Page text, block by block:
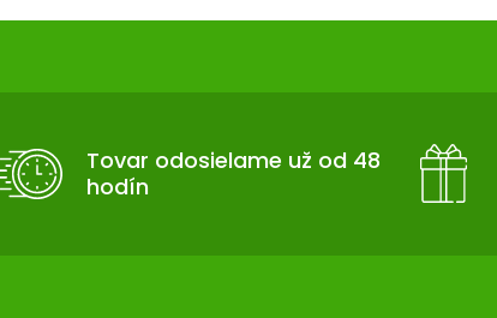
Tovar odosielame už od 48
hodín